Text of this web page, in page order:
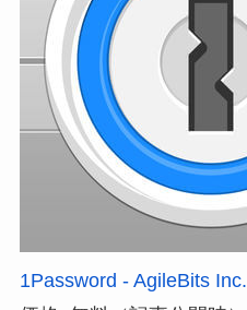
1Password - AgileBits Inc.